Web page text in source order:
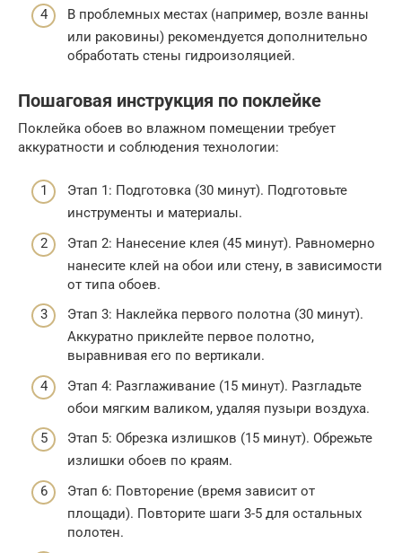
В проблемных местах (например, возле ванны
или раковины) рекомендуется дополнительно
обработать стены гидроизоляцией.
Пошаговая инструкция по поклейке
Поклейка обоев во влажном помещении требует
аккуратности и соблюдения технологии:
Этап 1: Подготовка (30 минут). Подготовьте
инструменты и материалы.
Этап 2: Нанесение клея (45 минут). Равномерно
нанесите клей на обои или стену, в зависимости
от типа обоев.
Этап 3: Наклейка первого полотна (30 минут).
Аккуратно приклейте первое полотно,
выравнивая его по вертикали.
Этап 4: Разглаживание (15 минут). Разгладьте
обои мягким валиком, удаляя пузыри воздуха.
Этап 5: Обрезка излишков (15 минут). Обрежьте
излишки обоев по краям.
Этап 6: Повторение (время зависит от
площади). Повторите шаги 3-5 для остальных
полотен.